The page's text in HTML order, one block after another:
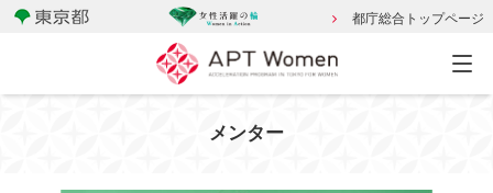
都庁総合トップページ
メンター